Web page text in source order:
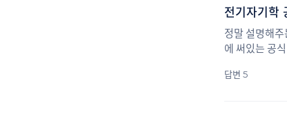
전기자기학
정말 설명해
에 써있는 공
답변 5